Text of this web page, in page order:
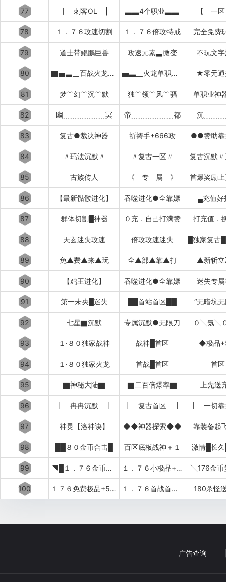
77 ┃ 刺客OL ┃ ▃▃4个职业▃▃ 【 一
78 １．７６攻速切割 １．７６倍攻特戒 完全免费
79 道士带鲲鹏巨兽 攻速元素▃微变 不玩文
80 ▇▅▃▁百战火龙▁▃▅▇ ▅▃▁火龙单职业▁▃▅ ★零元
81 梦﹌幻﹌沉﹌默 独﹌领﹌风﹌骚 单职业神
82 幽﹍﹍﹍﹍﹍﹍冥 帝﹍﹍﹍﹍﹍﹍都 沉
83 复古●裁决神器 祈祷手+666攻 ●●赞助
84 〃玛法沉默〃 〃复古一区〃 复古沉默
85 古族传人 《 专 属 》 首爆奖励
86 【最新骷髅进化】 吞噬进化●全靠嫖 ▄充值好
87 群体切割█神器 ０充．自己打满赞 打充值．
88 天玄迷失攻速 倍攻攻速迷失
89 免▲费▲来▲玩 全▲部▲靠▲打 ▲新斩
90 【鸡王进化】 吞噬进化●全靠嫖 迷失专
91 第一未央█迷失 ██首站首区██ “无暗坑
92 七星▇沉默 专属沉默●无限刀 ０╲氪╲
93 １·８０独家战神 战神█首区 ◆极品
94 １·８０独家火龙 首战█首区 首区
95 ▇神秘大陆▇ ▇二百倍爆率▇ 上先送
96 ┃ 冉冉沉默 ┃ ┃ 复古首区 ┃ ┃ 一切
97 神灵【洛神诀】 ◆◆神器探索◆◆ 靠装备起
98 ██８０金币合击█ 百区底板战神＋１ 激情█长
99 ◥█１．７６金币复古 １．７６小极品+５██◤ ╲176金
100 １７６免费极品+5〓道招猛虎〓 １．７６首战首区刚开１秒███ 180杀怪
广告查询